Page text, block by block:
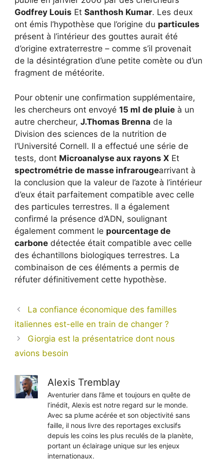
Godfrey Louis Et Santhosh Kumar. Les deux
ont émis l’hypothèse que l’origine du particules
présent à l’intérieur des gouttes aurait été
d’origine extraterrestre – comme s’il provenait
de la désintégration d’une petite comète ou d’un
fragment de météorite.
Pour obtenir une confirmation supplémentaire,
les chercheurs ont envoyé 15 ml de pluie à un
autre chercheur, J.Thomas Brenna de la
Division des sciences de la nutrition de
l’Université Cornell. Il a effectué une série de
tests, dont Microanalyse aux rayons X Et
spectrométrie de masse infrarougearrivant à
la conclusion que la valeur de l’azote à l’intérieur
d’eux était parfaitement compatible avec celle
des particules terrestres. Il a également
confirmé la présence d’ADN, soulignant
également comment le pourcentage de
carbone détectée était compatible avec celle
des échantillons biologiques terrestres. La
combinaison de ces éléments a permis de
réfuter définitivement cette hypothèse.
La confiance économique des familles
italiennes est-elle en train de changer ?
Giorgia est la présentatrice dont nous
avions besoin
Alexis Tremblay
Aventurier dans l’âme et toujours en quête de
l’inédit, Alexis est notre regard sur le monde.
Avec sa plume acérée et son objectivité sans
faille, il nous livre des reportages exclusifs
depuis les coins les plus reculés de la planète,
portant un éclairage unique sur les enjeux
internationaux.